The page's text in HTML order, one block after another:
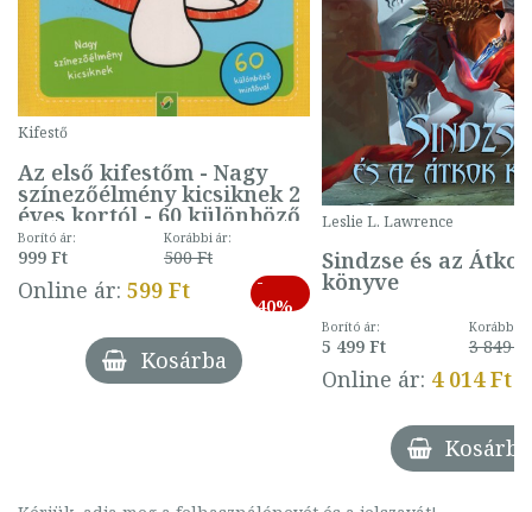
Kifestő
Az első kifestőm - Nagy
színezőélmény kicsiknek 2
éves kortól - 60 különböző
mintával (gombás)
Borító ár:
999 Ft
Korábbi ár:
500 Ft
Online ár: 599 Ft
-
40%
Kosárba
Leslie L. Lawrence
Sindzse és az Átkok
könyve
Borító ár:
5 499 Ft
Korábbi
3 849 Ft
Online ár: 4 014 Ft
Kosárba